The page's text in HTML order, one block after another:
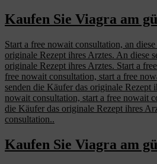
Kaufen Sie Viagra am
Start a free nowait consultation, an
originale Rezept ihres Arztes. An diese
originale Rezept ihres Arztes. Start a
free nowait consultation, start a free
senden die Käufer das originale Rezept
nowait consultation, start a free nowait
die Käufer das originale Rezept ihres
consultation..
Kaufen Sie Viagra am